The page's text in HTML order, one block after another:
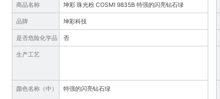
商品名称 坤彩 珠光粉 COSMI 9835B 特强的闪亮钻石绿
品牌 坤彩科技
是否危险化学品 否
生产工艺
颜色名称（中） 特强的闪亮钻石绿